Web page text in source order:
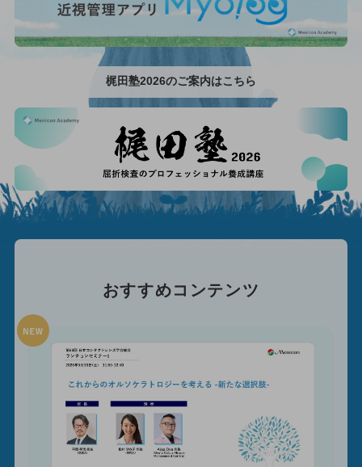
梶田塾2026のご案内はこちら
おすすめコンテンツ